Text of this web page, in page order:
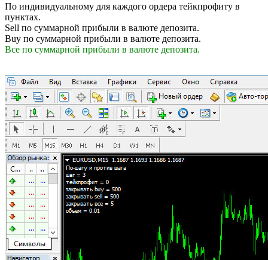
По индивидуальному для каждого ордера тейкпрофиту в
пунктах.
Sell по суммарной прибыли в валюте депозита.
Buy по суммарной прибыли в валюте депозита.
Все по суммарной прибыли в валюте депозита.